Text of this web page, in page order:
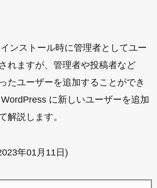
ンストール時に管理者としてユー
れますが、管理者や投稿者など
たユーザーを追加することができ
に新しいユーザーを追加
解説します。
年01月11日)